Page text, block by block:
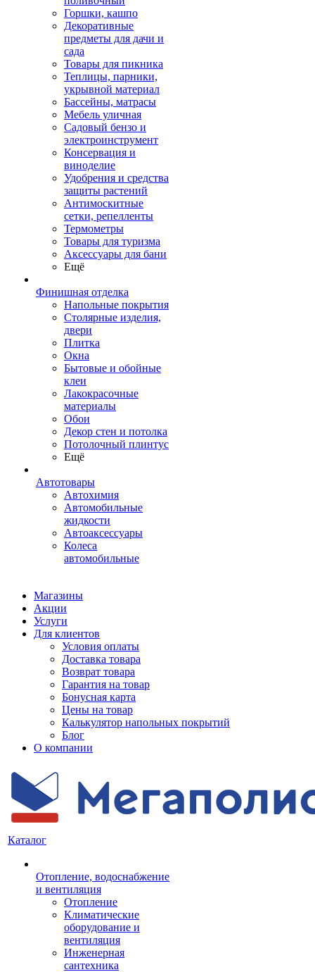
Горшки, кашпо
Декоративные
предметы для дачи и
сада
Товары для пикника
Теплицы, парники,
укрывной материал
Бассейны, матрасы
Мебель уличная
Садовый бензо и
электроинструмент
Консервация и
виноделие
Удобрения и средства
защиты растений
Антимоскитные
сетки, репелленты
Термометры
Товары для туризма
Аксессуары для бани
Ещё
Финишная отделка
Напольные покрытия
Столярные изделия,
двери
Плитка
Окна
Бытовые и обойные
клеи
Лакокрасочные
материалы
Обои
Декор стен и потолка
Потолочный плинтус
Ещё
Автотовары
Автохимия
Автомобильные
жидкости
Автоаксессуары
Колеса
автомобильные
Магазины
Акции
Услуги
Для клиентов
Условия оплаты
Доставка товара
Возврат товара
Гарантия на товар
Бонусная карта
Цены на товар
Калькулятор напольных покрытий
Блог
О компании
Каталог
Отопление, водоснабжение
и вентиляция
Отопление
Климатические
оборудование и
вентиляция
Инженерная
сантехника